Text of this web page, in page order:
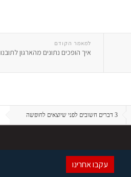
למאמר הקודם
איך הופכים נתונים מהארגון
3 דברים חשובים לפני שיוצאים לחופשה
עקבו אחרינו